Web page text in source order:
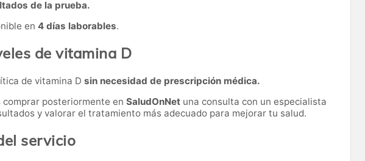
de la prueba.
en 4 días laborables.
de vitamina D
de vitamina D sin necesidad de prescripción médica.
comprar posteriormente en SaludOnNet una consulta con un especialista
y valorar el tratamiento más adecuado para mejorar tu salud.
servicio